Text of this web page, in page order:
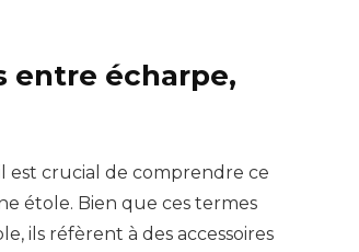
entre écharpe,
est crucial de comprendre ce
étole. Bien que ces termes
ils réfèrent à des accessoires